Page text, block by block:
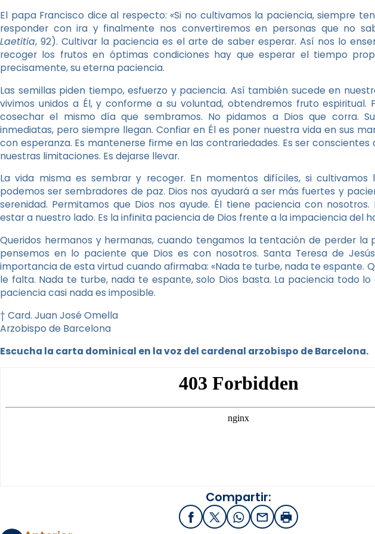
El papa Francisco dice al respecto: «Si no cultivamos la paciencia, siempre
responder con ira y finalmente nos convertiremos en personas que no
Laetitia, 92). Cultivar la paciencia es el arte de saber esperar. Así nos lo
recoger los frutos en óptimas condiciones hay que esperar el tiempo
precisamente, su eterna paciencia.
Las semillas piden tiempo, esfuerzo y paciencia. Así también sucede en
vivimos unidos a Él, y conforme a su voluntad, obtendremos fruto espiritual.
cosechar el mismo día que sembramos. No pidamos a Dios que corra.
inmediatas, pero siempre llegan. Confiar en Él es poner nuestra vida en sus
con esperanza. Es mantenerse firme en las contrariedades. Es ser conscientes
nuestras limitaciones. Es dejarse llevar.
La vida misma es sembrar y recoger. En momentos difíciles, si
podemos ser sembradores de paz. Dios nos ayudará a ser más fuertes y
serenidad. Permitamos que Dios nos ayude. Él tiene paciencia con
estar a nuestro lado. Es la infinita paciencia de Dios frente a la impaciencia del
Queridos hermanos y hermanas, cuando tengamos la tentación de perder la
pensemos en lo paciente que Dios es con nosotros. Santa Teresa de
importancia de esta virtud cuando afirmaba: «Nada te turbe, nada te espante.
le falta. Nada te turbe, nada te espante, solo Dios basta. La paciencia todo lo
paciencia casi nada es imposible.
† Card. Juan José Omella
Arzobispo de Barcelona
Escucha la carta dominical en la voz del cardenal arzobispo de Barcelona.
Compartir:
FacebookX / Twitter
WhatsApp
EmailImprimir